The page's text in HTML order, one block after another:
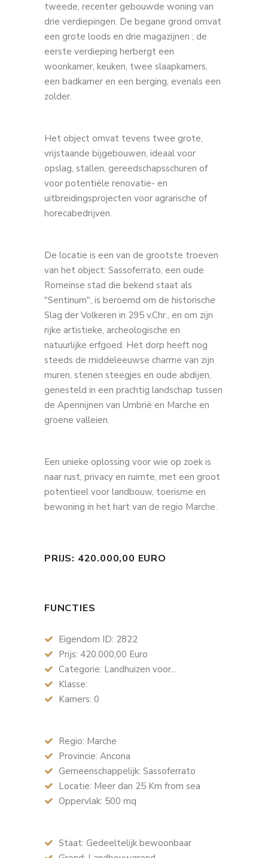
tweede, recenter gebouwde woning van
drie verdiepingen. De begane grond omvat
een grote loods en drie magazijnen ; de
eerste verdieping herbergt een
woonkamer, keuken, twee slaapkamers,
een badkamer en een berging, evenals een
zolder.
Het object omvat tevens twee grote,
vrijstaande bijgebouwen, ideaal voor
opslag, stallen, gereedschapsschuren of
voor potentiële renovatie- en
uitbreidingsprojecten voor agrarische of
horecabedrijven.
De locatie is een van de grootste troeven
van het object: Sassoferrato, een oude
Romeinse stad die bekend staat als
"Sentinum", is beroemd om de historische
Slag der Volkeren in 295 v.Chr., en om zijn
rijke artistieke, archeologische en
natuurlijke erfgoed. Het dorp heeft nog
steeds de middeleeuwse charme van zijn
muren, stenen steegjes en oude abdijen,
genesteld in een prachtig landschap tussen
de Apennijnen van Umbrië en Marche en
groene valleien.
Een unieke oplossing voor wie op zoek is
naar rust, privacy en ruimte, met een groot
potentieel voor landbouw, toerisme en
bewoning in het hart van de regio Marche.
PRIJS: 420.000,00 EURO
FUNCTIES
Eigendom ID: 2822
Prijs: 420.000,00 Euro
Categorie: Landhuizen voor...
Klasse:
Kamers: 0
Regio: Marche
Provincie: Ancona
Gemeenschappelijk: Sassoferrato
Locatie: Meer dan 25 Km from sea
Oppervlak: 500 mq
Staat: Gedeeltelijk bewoonbaar